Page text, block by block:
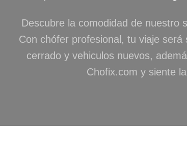
Descubre la comodidad de nuestro
Con chófer profesional, tu viaje
cerrado y vehiculos nuevos,
Chofix.com y siente